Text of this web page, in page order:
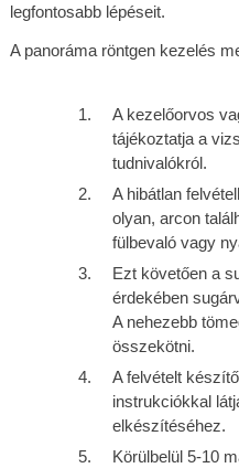
legfontosabb lépéseit.
A panoráma röntgen kezelés
A kezelőorvos
tájékoztatja a
tudnivalókról.
A hibátlan
olyan, arcon
fülbevaló vagy
Ezt követően a
érdekében
A nehezebb
összekötni.
A felvételt
instrukciókkal
elkészítéséhez.
Körülbelül 5-10